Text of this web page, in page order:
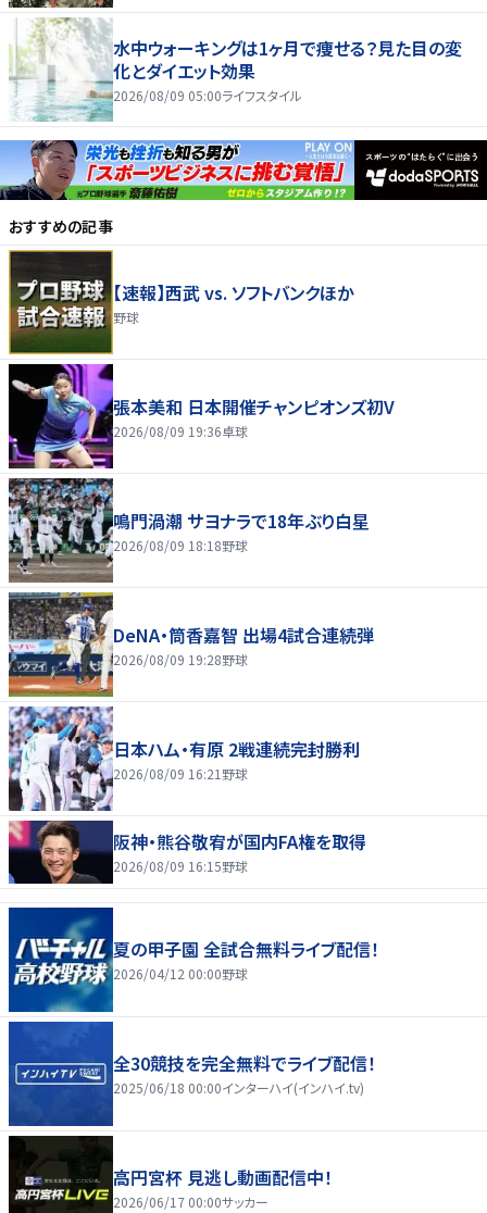
水中ウォーキングは1ヶ月で痩せる？見た目の変
化とダイエット効果
2026/08/09 05:00ライフスタイル
おすすめの記事
【速報】西武 vs. ソフトバンクほか
野球
張本美和 日本開催チャンピオンズ初V
2026/08/09 19:36卓球
鳴門渦潮 サヨナラで18年ぶり白星
2026/08/09 18:18野球
DeNA・筒香嘉智 出場4試合連続弾
2026/08/09 19:28野球
日本ハム・有原 2戦連続完封勝利
2026/08/09 16:21 野球
阪神・熊谷敬宥が国内FA権を取得
2026/08/09 16:15野球
夏の甲子園 全試合無料ライブ配信！
2026/04/12 00:00野球
全30競技を完全無料でライブ配信！
2025/06/18 00:00インターハイ(インハイ.tv)
高円宮杯 見逃し動画配信中！
2026/06/17 00:00サッカー